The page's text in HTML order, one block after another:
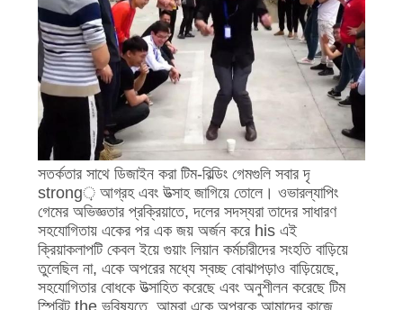
সতর্কতার সাথে ডিজাইন করা টিম-বিল্ডিং গেমগুলি সবার দৃ
strong় আগ্রহ এবং উত্সাহ জাগিয়ে তোলে। ওভারল্যাপিং
গেমের অভিজ্ঞতার প্রক্রিয়াতে, দলের সদস্যরা তাদের সাধারণ
সহযোগিতায় একের পর এক জয় অর্জন করে his এই
ক্রিয়াকলাপটি কেবল ইয়ে গুয়াং লিয়ান কর্মচারীদের সংহতি বাড়িয়ে
তুলেছিল না, একে অপরের মধ্যে স্বচ্ছ বোঝাপড়াও বাড়িয়েছে,
সহযোগিতার বোধকে উত্সাহিত করেছে এবং অনুশীলন করেছে টিম
স্পিরিট the ভবিষ্যতে, আমরা একে অপরকে আমাদের কাজে